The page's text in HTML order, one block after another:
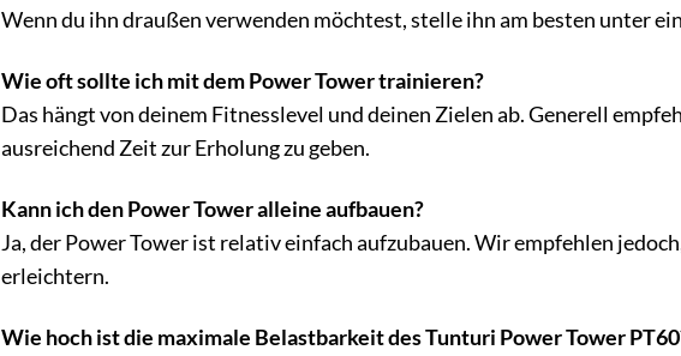
Wenn du ihn draußen verwenden möchtest, stelle ihn am besten unter
Wie oft sollte ich mit dem Power Tower trainieren?
Das hängt von deinem Fitnesslevel und deinen Zielen ab. Generell
ausreichend Zeit zur Erholung zu geben.
Kann ich den Power Tower alleine aufbauen?
Ja, der Power Tower ist relativ einfach aufzubauen. Wir empfehlen
erleichtern.
Wie hoch ist die maximale Belastbarkeit des Tunturi Power Tower